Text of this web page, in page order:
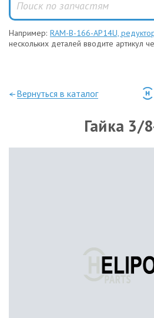
Например: RAM-B-166-AP14U,
нескольких деталей вводите артикул
—Вернуться в каталог
Гайка 3/